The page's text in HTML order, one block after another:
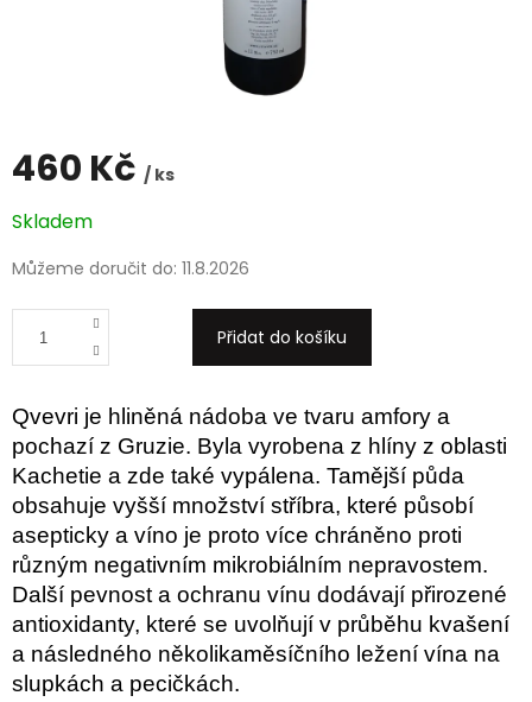
460 Kč / ks
Měrná
cena:
Skladem
Můžeme doručit do: 11.8.2026
Přidat do košíku
Qvevri je hliněná nádoba ve tvaru amfory a
pochazí z Gruzie. Byla vyrobena z hlíny z oblasti
Kachetie a zde také vypálena. Tamější půda
obsahuje vyšší množství stříbra, které působí
asepticky a víno je proto více chráněno proti
různým negativním mikrobiálním nepravostem.
Další pevnost a ochranu vínu dodávají přirozené
antioxidanty, které se uvolňují v průběhu kvašení
a následného několikaměsíčního ležení vína na
slupkách a pecičkách.